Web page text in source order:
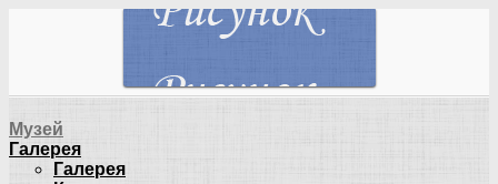
Музей
Галерея
Галерея